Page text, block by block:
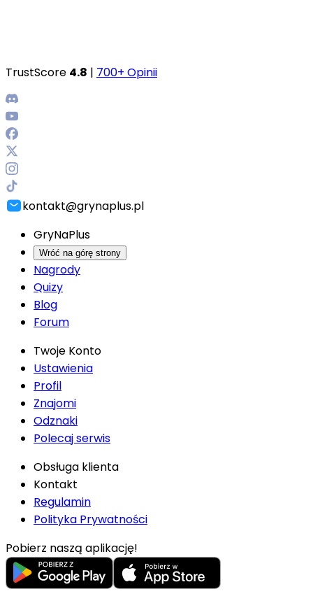
TrustScore 4.8 | 700+ Opinii
kontakt@grynaplus.pl
GryNaPlus
Wróć na górę strony
Nagrody
Quizy
Blog
Forum
Twoje Konto
Ustawienia
Profil
Znajomi
Odznaki
Polecaj serwis
Obsługa klienta
Kontakt
Regulamin
Polityka Prywatności
Pobierz naszą aplikację!